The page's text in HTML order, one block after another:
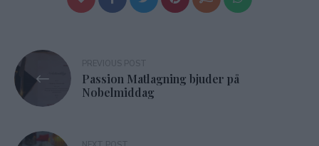
Inläggsnavigering
Passion Matlagning bjuder på
Nobelmiddag